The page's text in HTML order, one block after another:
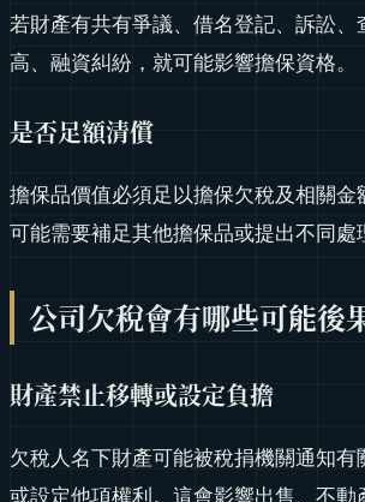
若財產有共有爭議、借名登記、訴訟、
高、融資糾紛，就可能影響擔保資格。
是否足額清償
擔保品價值必須足以擔保欠稅及相關金
可能需要補足其他擔保品或提出不同處
公司欠稅會有哪些可能後
財產禁止移轉或設定負擔
欠稅人名下財產可能被稅捐機關通知
或設定他項權利。這會影響出售、不動